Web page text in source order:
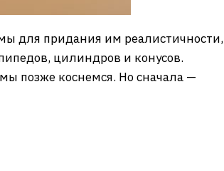
для придания им реалистичности,
цилиндров и конусов.
позже коснемся. Но сначала —